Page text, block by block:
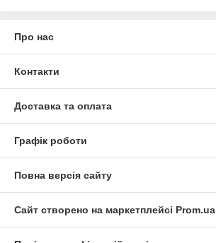
Про нас
Контакти
Доставка та оплата
Графік роботи
Повна версія сайту
Сайт створено на маркетплейсі Prom.ua